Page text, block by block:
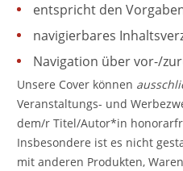
entspricht den
navigierbares
Navigation über vor-/
Unsere Cover können
Veranstaltungs- und
dem/r Titel/Autor*in
Insbesondere ist es nicht
mit anderen Produkten,